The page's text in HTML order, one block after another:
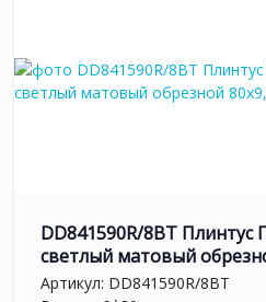
DD841590R/8BT
светлый матовый
Артикул: DD841590R/8BT